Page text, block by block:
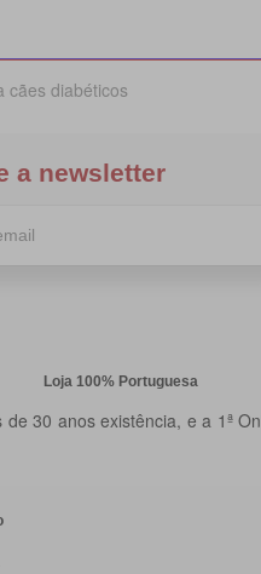
cães diabéticos
a newsletter
Loja 100% Portuguesa
de 30 anos existência, e a 1ª